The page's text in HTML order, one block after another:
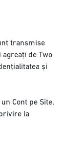
transmise
de Two
și
Cont pe Site,
la